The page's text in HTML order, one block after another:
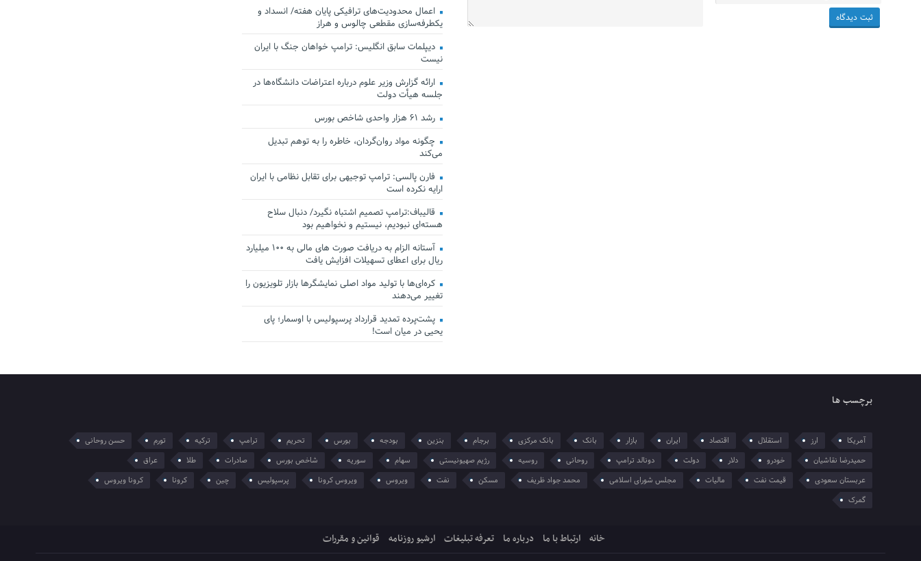
اعمال محدودیت‌های ترافیکی پایان هفته/ انسداد و
یکطرفه‌سازی مقطعی چالوس و هراز
دیپلمات سابق انگلیس:‌ ترامپ خواهان جنگ با ایران
نیست
ارائه گزارش وزیر علوم درباره اعتراضات دانشگاه‌ها در
جلسه هیأت دولت
رشد ۶۱ هزار واحدی شاخص بورس
چگونه مواد روان‌گردان، خاطره را به توهم تبدیل
می‌کند
فارن پالسی: ترامپ توجیهی برای تقابل نظامی با ایران
ارایه نکرده است
قالیباف:ترامپ تصمیم اشتباه نگیرد/ دنبال سلاح
هسته‌ای نبودیم، نیستیم و نخواهیم بود
آستانه الزام به دریافت صورت های مالی به ۱۰۰ میلیارد
ریال برای اعطای تسهیلات افزایش یافت
کره‌ای‌ها با تولید مواد اصلی نمایشگرها بازار تلویزیون را
تغییر می‌دهند
پشت‌پرده تمدید قرارداد پرسپولیس با اوسمار؛ پای
یحیی در میان است!
برچسب ها
آمریکا ارز استقلال اقتصاد ایران بازار بانک بانک مرکزی برجام بنزین بودجه بورس تحریم ترامپ ترکیه تورم
حسن روحانی
حمیدرضا نقاشیان
خودرو دلار دولت دونالد ترامپ روحانی روسیه رژیم صهیونیستی سهام سوریه شاخص بورس صادرات طلا
عراق
عربستان سعودی
قیمت نفت مالیات مجلس شورای اسلامی محمد جواد ظریف مسکن نفت ویروس ویروس کرونا پرسپولیس چین کرونا
کرونا ویروس
گمرک
خانه ارتباط با ما درباره ما تعرفه تبلیغات ارشیو روزنامه قوانین و مقررات